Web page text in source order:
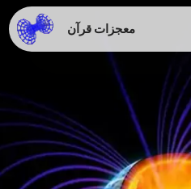
معجزات قرآن